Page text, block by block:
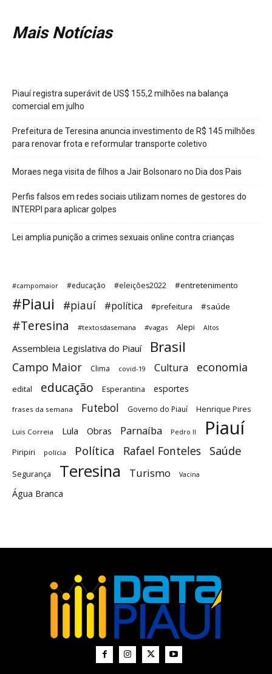
Mais Notícias
Piauí registra superávit de US$ 155,2 milhões na balança
comercial em julho
Prefeitura de Teresina anuncia investimento de R$ 145 milhões
para renovar frota e reformular transporte coletivo
Moraes nega visita de filhos a Jair Bolsonaro no Dia dos Pais
Perfis falsos em redes sociais utilizam nomes de gestores do
INTERPI para aplicar golpes
Lei amplia punição a crimes sexuais online contra crianças
#campomaior #educação #eleições2022 #entretenimento
#Piaui #piauí #política #prefeitura #saúde
#Teresina #textosdasemana #vagas Alepi Altos
Assembleia Legislativa do Piauí Brasil
Campo Maior Clima covid-19 Cultura economia
edital educação Esperantina esportes
frases da semana Futebol Governo do Piauí Henrique Pires
Luis Correia Lula Obras Parnaíba Pedro II Piauí
Piripiri polícia Política Rafael Fonteles Saúde
Segurança Teresina Turismo Vacina
Água Branca